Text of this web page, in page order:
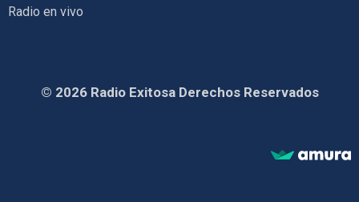
Radio en vivo
© 2026 Radio Exitosa Derechos Reservados